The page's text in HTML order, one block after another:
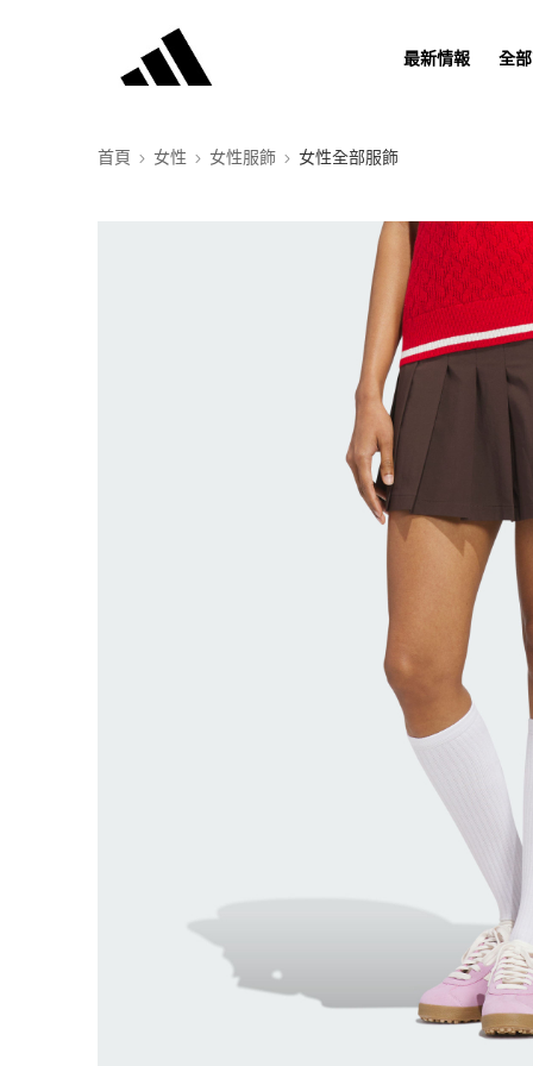
最新情報 全
首頁 女性 女性服飾 女性全部服飾